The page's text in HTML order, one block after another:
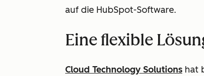
auf die HubSpot-Software.
Eine flexible
Cloud Technology Solutions hat